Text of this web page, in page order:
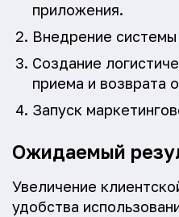
приложения.
Внедрение
Создание
приема и возврата
Запуск
Ожидаемый
Увеличение
удобства